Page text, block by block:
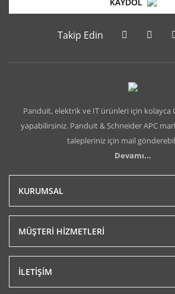
Takip Edin
Panduit, elektrik ve IT ürünleri için kolayca
yapabilirsiniz. Panduit & Schneider APC
talepleriniz için mail
Devamı...
KURUMSAL
MÜŞTERİ HİZMETLERİ
İLETİŞİM